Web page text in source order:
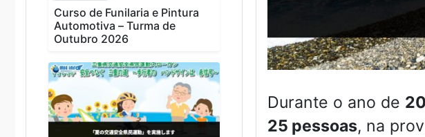
Curso de Funilaria e Pintura
Automotiva – Turma de
Outubro 2026
Durante o ano de
25 pessoas, na